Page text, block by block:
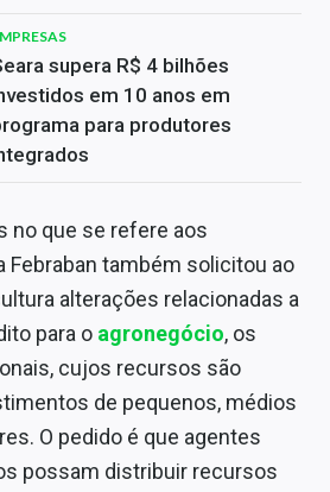
supera R$ 4 bilhões
em 10 anos em
para produtores
no que se refere aos
Febraban também solicitou ao
alterações relacionadas a
para o agronegócio, os
cujos recursos são
de pequenos, médios
O pedido é que agentes
possam distribuir recursos